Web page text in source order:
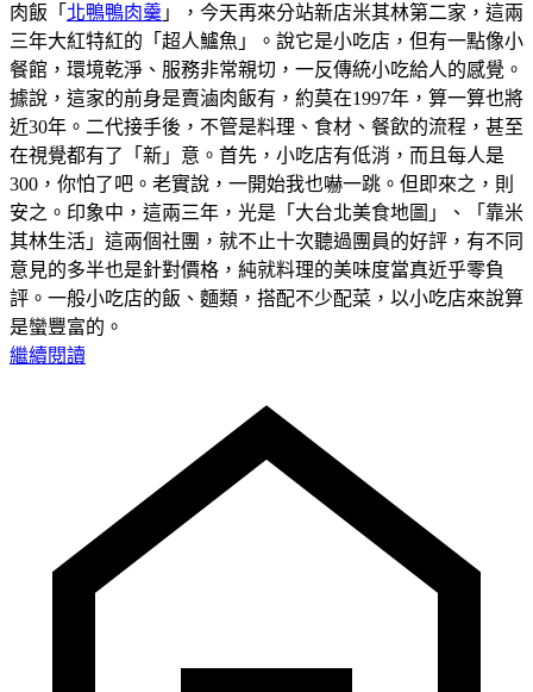
肉飯「 北鴨鴨肉羹 」，今天再來分站新店米其林第二家，這兩
三年大紅特紅的「超人鱸魚」。說它是小吃店，但有一點像小
餐館，環境乾淨、服務非常親切，一反傳統小吃給人的感覺。
據說，這家的前身是賣滷肉飯有，約莫在1997年，算一算也將
近30年。二代接手後，不管是料理、食材、餐飲的流程，甚至
在視覺都有了「新」意。首先，小吃店有低消，而且每人是
300，你怕了吧。老實說，一開始我也嚇一跳。但即來之，則
安之。印象中，這兩三年，光是「大台北美食地圖」、「靠米
其林生活」這兩個社團，就不止十次聽過團員的好評，有不同
意見的多半也是針對價格，純就料理的美味度當真近乎零負
評。一般小吃店的飯、麵類，搭配不少配菜，以小吃店來說算
是蠻豐富的。
繼續閱讀